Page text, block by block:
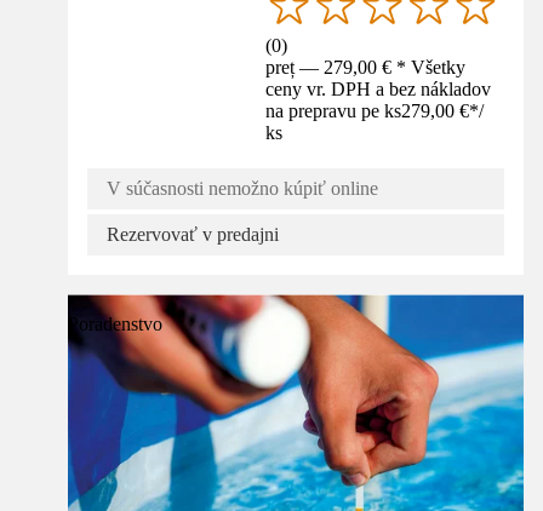
(0)
preț — 279,00 € * Všetky
ceny vr. DPH a bez nákladov
na prepravu pe ks279,00 €*/
ks
V súčasnosti nemožno kúpiť online
Rezervovať v predajni
Poradenstvo